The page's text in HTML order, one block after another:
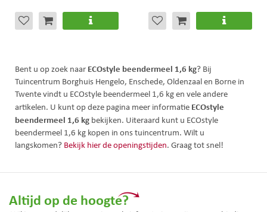
Bent u op zoek naar ECOstyle beendermeel 1,6 kg? Bij
Tuincentrum Borghuis Hengelo, Enschede, Oldenzaal en Borne in
Twente vindt u ECOstyle beendermeel 1,6 kg en vele andere
artikelen. U kunt op deze pagina meer informatie ECOstyle
beendermeel 1,6 kg bekijken. Uiteraard kunt u ECOstyle
beendermeel 1,6 kg kopen in ons tuincentrum. Wilt u
langskomen? Bekijk hier de openingstijden. Graag tot snel!
Altijd op de hoogte?